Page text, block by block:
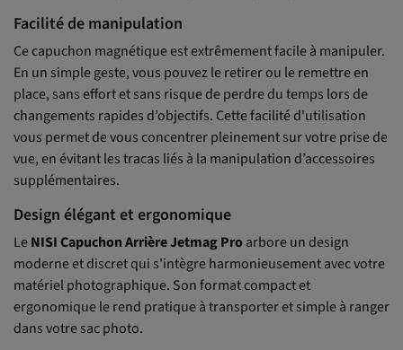
Facilité de manipulation
Ce capuchon magnétique est extrêmement facile à manipuler.
En un simple geste, vous pouvez le retirer ou le remettre en
place, sans effort et sans risque de perdre du temps lors de
changements rapides d’objectifs. Cette facilité d'utilisation
vous permet de vous concentrer pleinement sur votre prise de
vue, en évitant les tracas liés à la manipulation d’accessoires
supplémentaires.
Design élégant et ergonomique
LeNISI Capuchon Arrière Jetmag Proarbore un design
moderne et discret qui s'intègre harmonieusement avec votre
matériel photographique. Son format compact et
ergonomique le rend pratique à transporter et simple à ranger
dans votre sac photo.